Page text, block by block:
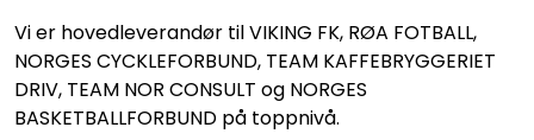
​Vi er hovedleverandør til VIKING FK, RØA FOTBALL,
NORGES CYCKLEFORBUND, TEAM KAFFEBRYGGERIET
DRIV, TEAM NOR CONSULT og NORGES
BASKETBALLFORBUND på toppnivå.